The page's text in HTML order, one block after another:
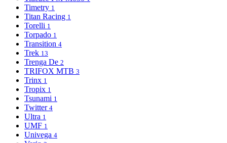
Timetry 1
Titan Racing 1
Torelli 1
Torpado 1
Transition 4
Trek 13
Trenga De 2
TRIFOX MTB 3
Trinx 1
Tropix 1
Tsunami 1
Twitter 4
Ultra 1
UMF 1
Univega 4